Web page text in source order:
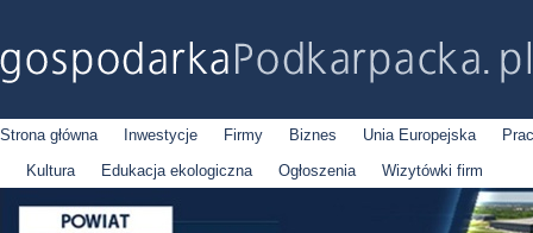
Strona główna Inwestycje Firmy Biznes Unia Europejska
Kultura
Edukacja ekologiczna Ogłoszenia Wizytówki firm